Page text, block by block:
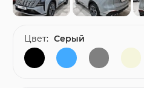
Цвет: Серый